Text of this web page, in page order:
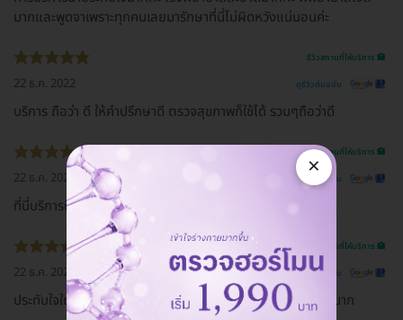
มากและพูดจาเพราะทุกคนเลยมารักษาที่นี่ไม่ผิดหวังแน่นอนค่ะ
รีวิวสถานที่ให้บริการ 🏥
22 ธ.ค. 2022 ดูรีวิวต้นฉบับ
บริการ ถือว่า ดี ให้คำปรึกษาดี ตรวจสุขภาพก็ใช้ได้ รวมๆถือว่าดี
รีวิวสถานที่ให้บริการ 🏥
22 ธ.ค. 2022 ดูรีวิวต้นฉบับ
ที่นี่บริการดีมากเลยค่ะ พยาบาลพูดจาน่ารักสุภาพอ่อนโยน
รีวิวสถานที่ให้บริการ 🏥
22 ธ.ค. 2022 ดูรีวิวต้นฉบับ
ประทับใจในการทำงานของโรงพยาบาลมากการบริการตอนรับดีมาก
×